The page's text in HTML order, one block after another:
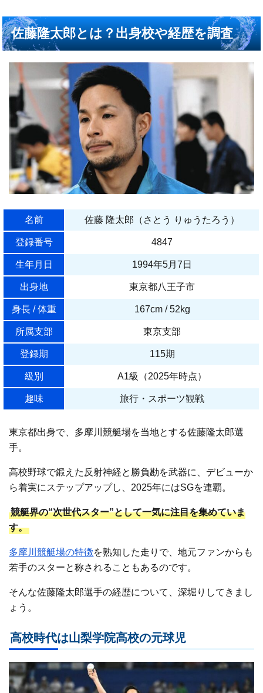
Boat Withの検証結果や推奨利用方法は運営責任者である五十
嵐 秀が監督しています。これまでの実績をもとに、数ある悪
徳サイトの知識もしっかりと把握しており、どのサイトが信
頼に値するのか細かく検証します。
佐藤隆太郎とは？出身校や経歴を調査
名前 佐藤 隆太郎（さとう りゅうたろう）
登録番号 4847
生年月日 1994年5月7日
出身地 東京都八王子市
身長 / 体重 167cm / 52kg
所属支部 東京支部
登録期 115期
級別 A1級（2025年時点）
趣味 旅行・スポーツ観戦
東京都出身で、多摩川競艇場を当地とする佐藤隆太郎選
手。
高校野球で鍛えた反射神経と勝負勘を武器に、デビューか
ら着実にステップアップし、2025年にはSGを連覇。
競艇界の“次世代スター”として一気に注目を集めていま
す。
多摩川競艇場の特徴を熟知した走りで、地元ファンからも
若手のスターと称されることもあるのです。
そんな佐藤隆太郎選手の経歴について、深堀りしてきまし
ょう。
高校時代は山梨学院高校の元球児